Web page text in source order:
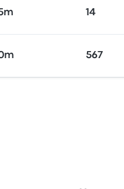
14
567